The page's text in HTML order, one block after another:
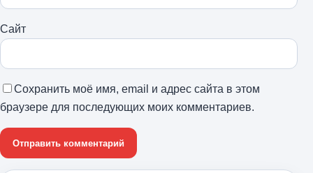
Сайт
Сохранить моё имя, email и адрес сайта в этом
браузере для последующих моих комментариев.